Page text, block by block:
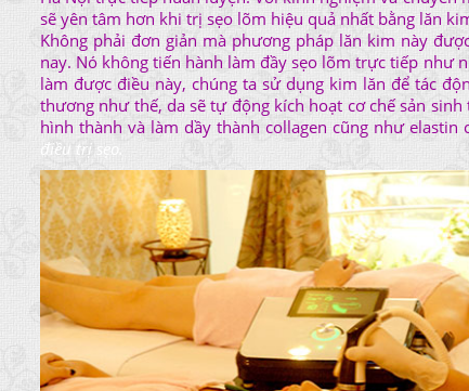
sẽ yên tâm hơn khi trị sẹo lõm hiệu quả nhất bằng lăn
Không phải đơn giản mà phương pháp lăn kim này
nay. Nó không tiến hành làm đầy sẹo lõm trực tiếp như
làm được điều này, chúng ta sử dụng kim lăn để tác
thương như thế, da sẽ tự động kích hoạt cơ chế sản
hình thành và làm dầy thành collagen cũng như elastin
điều trị sẹo.